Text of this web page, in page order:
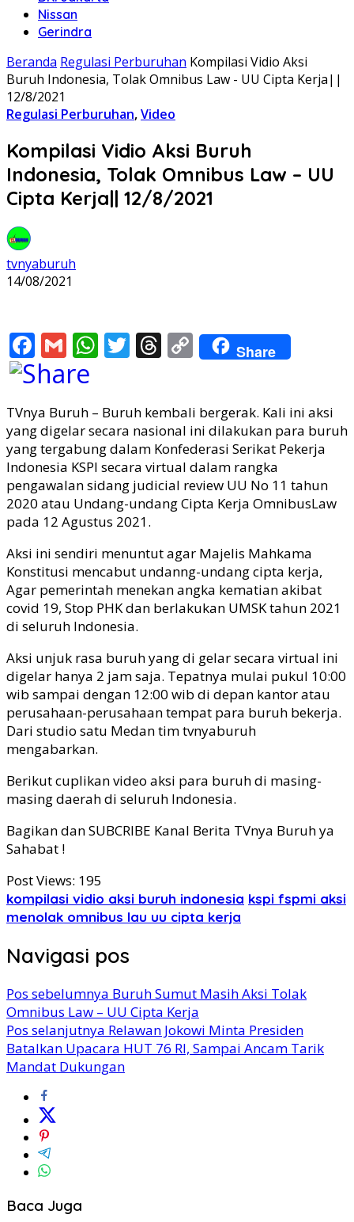
Nissan
Gerindra
Beranda Regulasi Perburuhan Kompilasi Vidio Aksi
Buruh Indonesia, Tolak Omnibus Law - UU Cipta Kerja||
12/8/2021
Regulasi Perburuhan,Video
Kompilasi Vidio Aksi Buruh
Indonesia, Tolak Omnibus Law – UU
Cipta Kerja|| 12/8/2021
tvnyaburuh
14/08/2021
Facebook
GmailWhatsApp
Twitter
Threads
Copy
Link
Share
TVnya Buruh – Buruh kembali bergerak. Kali ini aksi
yang digelar secara nasional ini dilakukan para buruh
yang tergabung dalam Konfederasi Serikat Pekerja
Indonesia KSPI secara virtual dalam rangka
pengawalan sidang judicial review UU No 11 tahun
2020 atau Undang-undang Cipta Kerja OmnibusLaw
pada 12 Agustus 2021.
Aksi ini sendiri menuntut agar Majelis Mahkama
Konstitusi mencabut undanng-undang cipta kerja,
Agar pemerintah menekan angka kematian akibat
covid 19, Stop PHK dan berlakukan UMSK tahun 2021
di seluruh Indonesia.
Aksi unjuk rasa buruh yang di gelar secara virtual ini
digelar hanya 2 jam saja. Tepatnya mulai pukul 10:00
wib sampai dengan 12:00 wib di depan kantor atau
perusahaan-perusahaan tempat para buruh bekerja.
Dari studio satu Medan tim tvnyaburuh
mengabarkan.
Berikut cuplikan video aksi para buruh di masing-
masing daerah di seluruh Indonesia.
Bagikan dan SUBCRIBE Kanal Berita TVnya Buruh ya
Sahabat !
Post Views: 195
kompilasi vidio aksi buruh indonesia kspi fspmi aksi
menolak omnibus lau uu cipta kerja
Navigasi pos
Pos sebelumnya Buruh Sumut Masih Aksi Tolak
Omnibus Law – UU Cipta Kerja
Pos selanjutnya Relawan Jokowi Minta Presiden
Batalkan Upacara HUT 76 RI, Sampai Ancam Tarik
Mandat Dukungan
Baca Juga